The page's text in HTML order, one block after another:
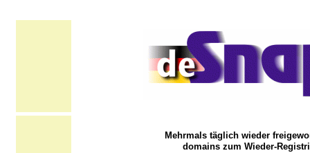
Mehrmals täglich wieder
domains zum Wieder-